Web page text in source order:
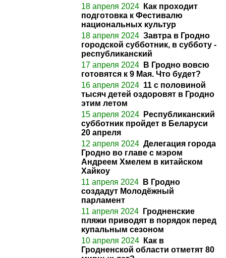
18 апреля 2024
Как проходит
подготовка к Фестивалю
национальных культур
18 апреля 2024 Завтра в Гродно
городской субботник, в субботу -
республиканский
17 апреля 2024
В Гродно вовсю
готовятся к 9 Мая. Что будет?
16 апреля 2024 11 с половиной
тысяч детей оздоровят в Гродно
этим летом
15 апреля 2024
Республиканский
субботник пройдет в Беларуси
20 апреля
12 апреля 2024 Делегация города
Гродно во главе с мэром
Андреем Хмелем в китайском
Хайкоу
11 апреля 2024
В Гродно
создадут Молодёжный
парламент
11 апреля 2024
Гродненские
пляжи приводят в порядок перед
купальным сезоном
10 апреля 2024
Как в
Гродненской области отметят 80